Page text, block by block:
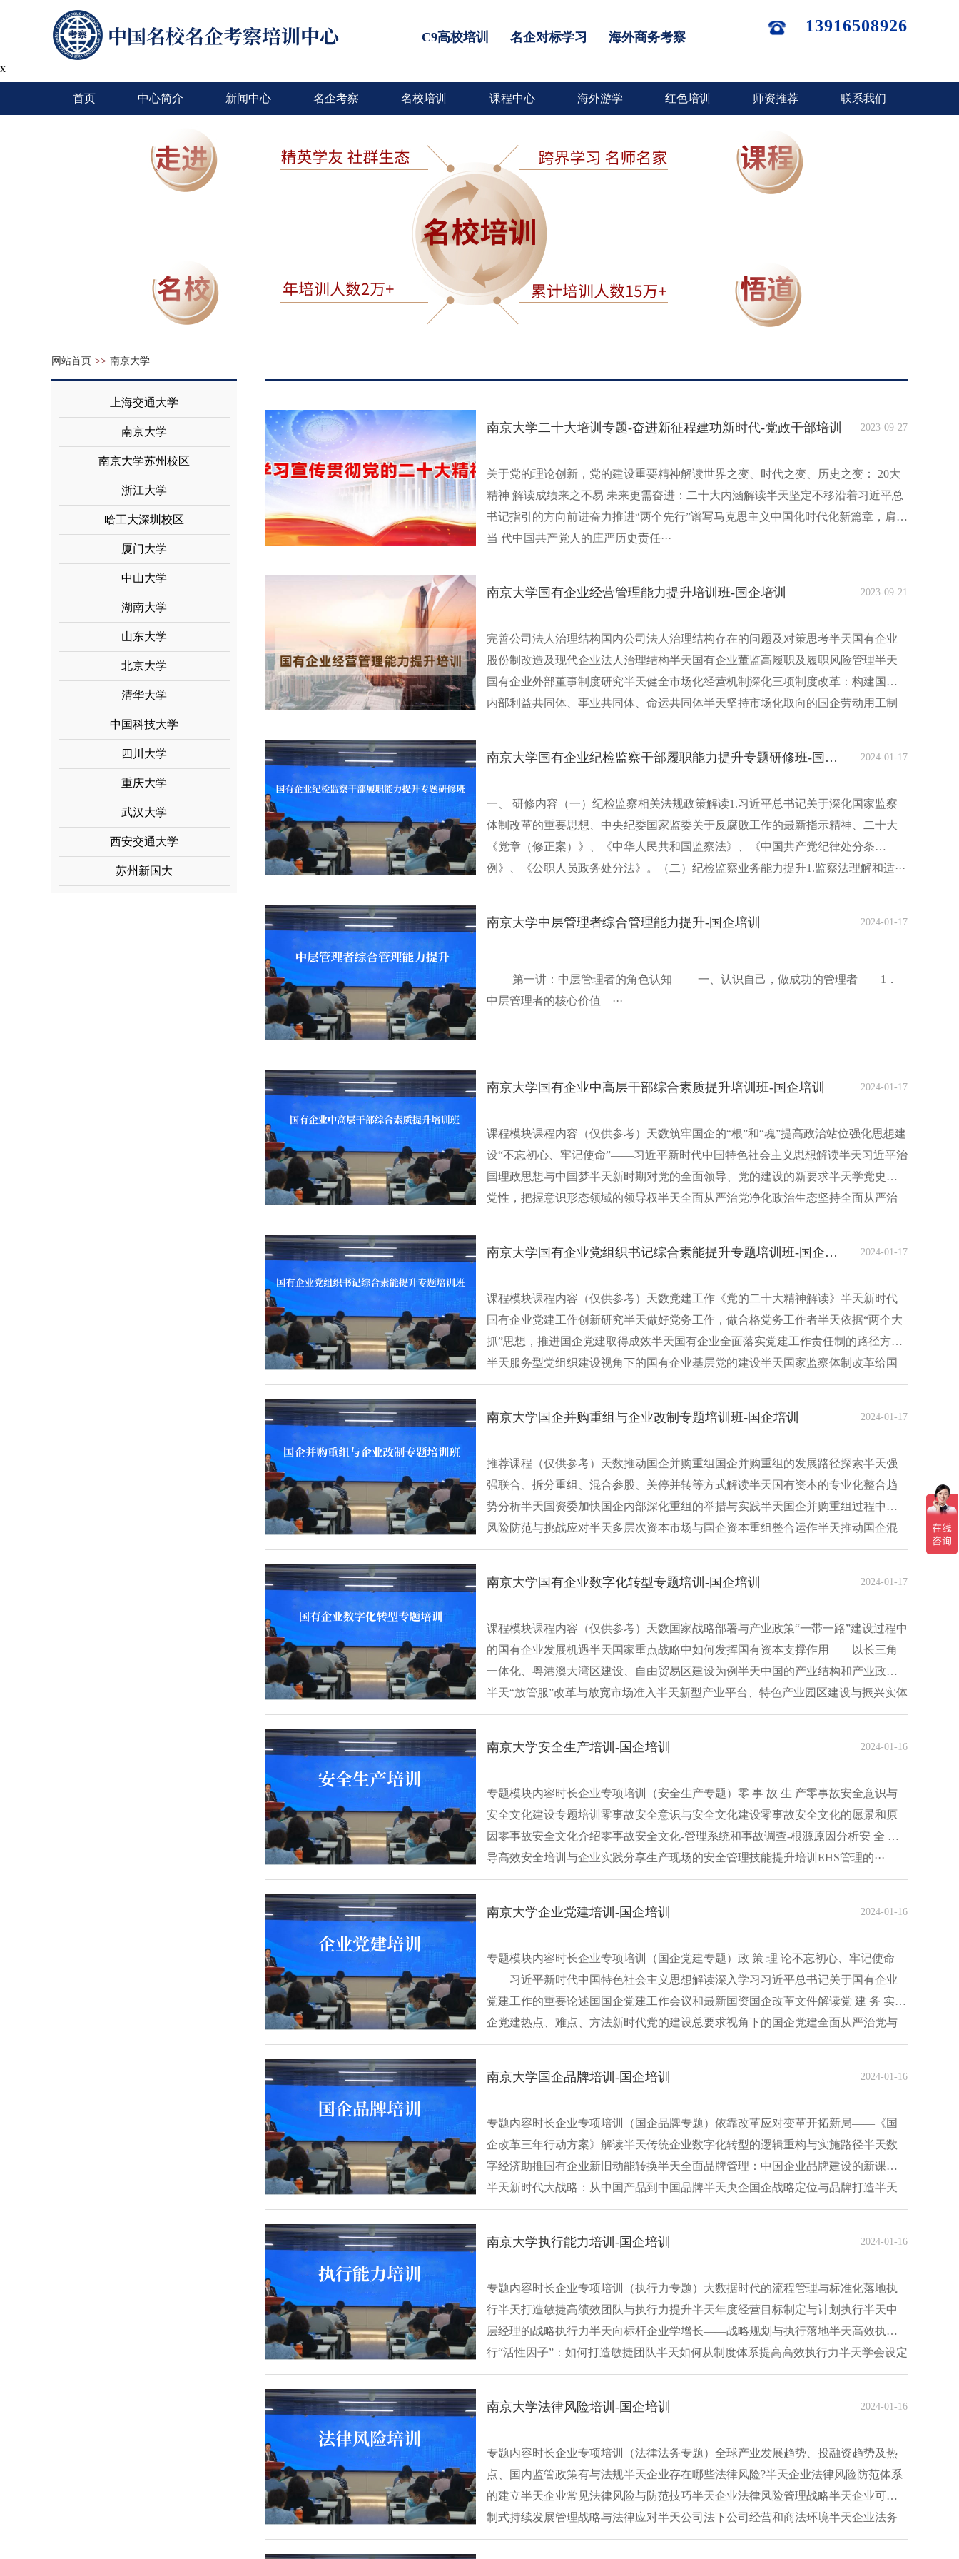
C9高校培训 名企对标学习 海外商务考察
13916508926
x
首页 中心简介 新闻中心 名企考察 名校培训 课程中心 海外游学 红色培训 师资推荐 联系我们
网站首页 >> 南京大学
上海交通大学
南京大学
南京大学苏州校区
浙江大学
哈工大深圳校区
厦门大学
中山大学
湖南大学
山东大学
北京大学
清华大学
中国科技大学
四川大学
重庆大学
武汉大学
西安交通大学
苏州新国大
南京大学二十大培训专题-奋进新征程建功新时代-党政干部培训 2023-09-27
关于党的理论创新，党的建设重要精神解读世界之变、时代之变、历史之变： 20大
精神 解读成绩来之不易 未来更需奋进：二十大内涵解读半天坚定不移沿着习近平总
书记指引的方向前进奋力推进“两个先行”谱写马克思主义中国化时代化新篇章，肩负
当 代中国共产党人的庄严历史责任···
南京大学国有企业经营管理能力提升培训班-国企培训 2023-09-21
完善公司法人治理结构国内公司法人治理结构存在的问题及对策思考半天国有企业
股份制改造及现代企业法人治理结构半天国有企业董监高履职及履职风险管理半天
国有企业外部董事制度研究半天健全市场化经营机制深化三项制度改革：构建国企
内部利益共同体、事业共同体、命运共同体半天坚持市场化取向的国企劳动用工制
度改革半天国···
南京大学国有企业纪检监察干部履职能力提升专题研修班-国企培训 2024-01-17
一、 研修内容（一）纪检监察相关法规政策解读1.习近平总书记关于深化国家监察
体制改革的重要思想、中央纪委国家监委关于反腐败工作的最新指示精神、二十大
《党章（修正案）》、《中华人民共和国监察法》、《中国共产党纪律处分条
例》、《公职人员政务处分法》。（二）纪检监察业务能力提升1.监察法理解和适···
南京大学中层管理者综合管理能力提升-国企培训 2024-01-17
第一讲：中层管理者的角色认知 一、认识自己，做成功的管理者 1．
中层管理者的核心价值 ···
南京大学国有企业中高层干部综合素质提升培训班-国企培训 2024-01-17
课程模块课程内容（仅供参考）天数筑牢国企的“根”和“魂”提高政治站位强化思想建
设“不忘初心、牢记使命”——习近平新时代中国特色社会主义思想解读半天习近平治
国理政思想与中国梦半天新时期对党的全面领导、党的建设的新要求半天学党史强
党性，把握意识形态领域的领导权半天全面从严治党净化政治生态坚持全面从严治
党···
南京大学国有企业党组织书记综合素能提升专题培训班-国企培训 2024-01-17
课程模块课程内容（仅供参考）天数党建工作《党的二十大精神解读》半天新时代
国有企业党建工作创新研究半天做好党务工作，做合格党务工作者半天依据“两个大
抓”思想，推进国企党建取得成效半天国有企业全面落实党建工作责任制的路径方法
半天服务型党组织建设视角下的国有企业基层党的建设半天国家监察体制改革给国
有企业带···
南京大学国企并购重组与企业改制专题培训班-国企培训 2024-01-17
推荐课程（仅供参考）天数推动国企并购重组国企并购重组的发展路径探索半天强
强联合、拆分重组、混合参股、关停并转等方式解读半天国有资本的专业化整合趋
势分析半天国资委加快国企内部深化重组的举措与实践半天国企并购重组过程中的
风险防范与挑战应对半天多层次资本市场与国企资本重组整合运作半天推动国企混
改国企混改的···
南京大学国有企业数字化转型专题培训-国企培训 2024-01-17
课程模块课程内容（仅供参考）天数国家战略部署与产业政策“一带一路”建设过程中
的国有企业发展机遇半天国家重点战略中如何发挥国有资本支撑作用——以长三角
一体化、粤港澳大湾区建设、自由贸易区建设为例半天中国的产业结构和产业政策
半天“放管服”改革与放宽市场准入半天新型产业平台、特色产业园区建设与振兴实体
经济···
南京大学安全生产培训-国企培训 2024-01-16
专题模块内容时长企业专项培训（安全生产专题）零 事 故 生 产零事故安全意识与
安全文化建设专题培训零事故安全意识与安全文化建设零事故安全文化的愿景和原
因零事故安全文化介绍零事故安全文化-管理系统和事故调查-根源原因分析安 全 指
导高效安全培训与企业实践分享生产现场的安全管理技能提升培训EHS管理的···
南京大学企业党建培训-国企培训 2024-01-16
专题模块内容时长企业专项培训（国企党建专题）政 策 理 论不忘初心、牢记使命
——习近平新时代中国特色社会主义思想解读深入学习习近平总书记关于国有企业
党建工作的重要论述国国企党建工作会议和最新国资国企改革文件解读党 建 务 实国
企党建热点、难点、方法新时代党的建设总要求视角下的国企党建全面从严治党与
国···
南京大学国企品牌培训-国企培训 2024-01-16
专题内容时长企业专项培训（国企品牌专题）依靠改革应对变革开拓新局——《国
企改革三年行动方案》解读半天传统企业数字化转型的逻辑重构与实施路径半天数
字经济助推国有企业新旧动能转换半天全面品牌管理：中国企业品牌建设的新课题
半天新时代大战略：从中国产品到中国品牌半天央企国企战略定位与品牌打造半天
扩大国有企业···
南京大学执行能力培训-国企培训 2024-01-16
专题内容时长企业专项培训（执行力专题）大数据时代的流程管理与标准化落地执
行半天打造敏捷高绩效团队与执行力提升半天年度经营目标制定与计划执行半天中
层经理的战略执行力半天向标杆企业学增长——战略规划与执行落地半天高效执
行“活性因子”：如何打造敏捷团队半天如何从制度体系提高高效执行力半天学会设定
目标，铺排···
南京大学法律风险培训-国企培训 2024-01-16
专题内容时长企业专项培训（法律法务专题）全球产业发展趋势、投融资趋势及热
点、国内监管政策有与法规半天企业存在哪些法律风险?半天企业法律风险防范体系
的建立半天企业常见法律风险与防范技巧半天企业法律风险管理战略半天企业可复
制式持续发展管理战略与法律应对半天公司法下公司经营和商法环境半天企业法务
的建立——···